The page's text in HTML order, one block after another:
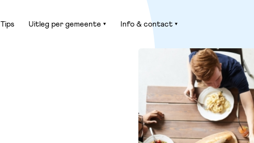
Tips Uitleg per gemeente Info & contact